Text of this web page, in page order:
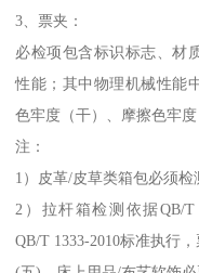
3、票夹：
必检项包含标识标志、材
性能；其中物理机械性能
色牢度（干）、摩擦色牢度
注：
1）皮革/皮草类箱包必须检
2）拉杆箱检测依据QB/T
QB/T 1333-2010标准执行